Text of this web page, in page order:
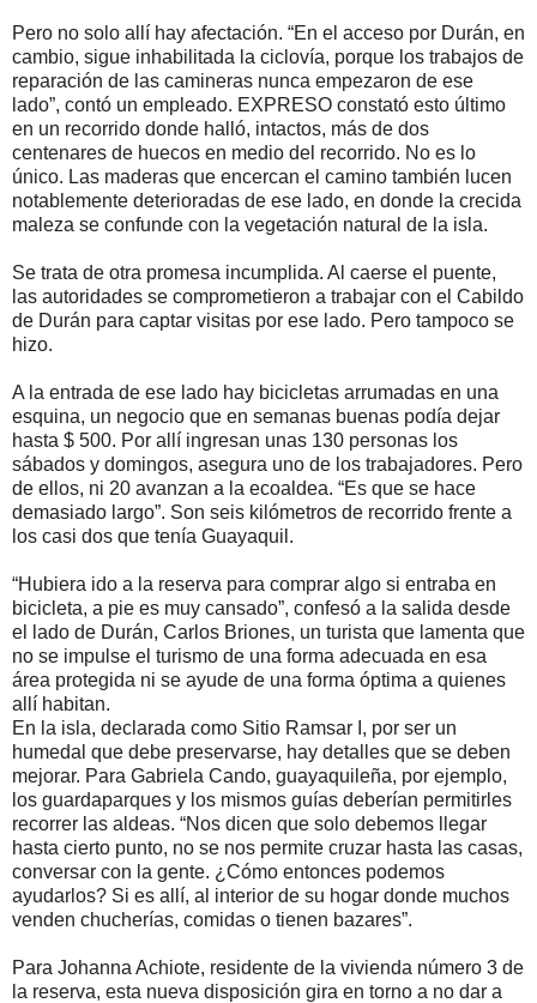
Pero no solo allí hay afectación. “En el acceso por Durán, en
cambio, sigue inhabilitada la ciclovía, porque los trabajos de
reparación de las camineras nunca empezaron de ese
lado”, contó un empleado. EXPRESO constató esto último
en un recorrido donde halló, intactos, más de dos
centenares de huecos en medio del recorrido. No es lo
único. Las maderas que encercan el camino también lucen
notablemente deterioradas de ese lado, en donde la crecida
maleza se confunde con la vegetación natural de la isla.
Se trata de otra promesa incumplida. Al caerse el puente,
las autoridades se comprometieron a trabajar con el Cabildo
de Durán para captar visitas por ese lado. Pero tampoco se
hizo.
A la entrada de ese lado hay bicicletas arrumadas en una
esquina, un negocio que en semanas buenas podía dejar
hasta $ 500. Por allí ingresan unas 130 personas los
sábados y domingos, asegura uno de los trabajadores. Pero
de ellos, ni 20 avanzan a la ecoaldea. “Es que se hace
demasiado largo”. Son seis kilómetros de recorrido frente a
los casi dos que tenía Guayaquil.
“Hubiera ido a la reserva para comprar algo si entraba en
bicicleta, a pie es muy cansado”, confesó a la salida desde
el lado de Durán, Carlos Briones, un turista que lamenta que
no se impulse el turismo de una forma adecuada en esa
área protegida ni se ayude de una forma óptima a quienes
allí habitan.
En la isla, declarada como Sitio Ramsar I, por ser un
humedal que debe preservarse, hay detalles que se deben
mejorar. Para Gabriela Cando, guayaquileña, por ejemplo,
los guardaparques y los mismos guías deberían permitirles
recorrer las aldeas. “Nos dicen que solo debemos llegar
hasta cierto punto, no se nos permite cruzar hasta las casas,
conversar con la gente. ¿Cómo entonces podemos
ayudarlos? Si es allí, al interior de su hogar donde muchos
venden chucherías, comidas o tienen bazares”.
Para Johanna Achiote, residente de la vivienda número 3 de
la reserva, esta nueva disposición gira en torno a no dar a